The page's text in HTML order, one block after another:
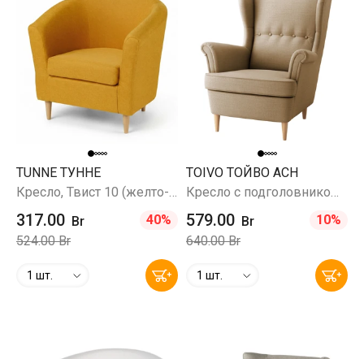
TUNNE ТУННЕ
Кресло, Твист 10 (желто-оранжевый)
317.00 Br
40%
524.00 Br
1 шт.
TOIVO ТОЙВО ACH
Кресло с подголовником, Шифтебу бежевый
579.00 Br
10%
640.00 Br
1 шт.